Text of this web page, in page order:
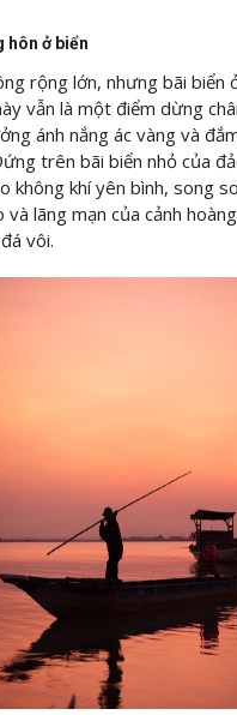
hôn ở biển
rộng lớn, nhưng bãi biển
vẫn là một điểm dừng
ánh nắng ác vàng và
trên bãi biển nhỏ của
không khí yên bình, song
và lãng mạn của cảnh
vôi.